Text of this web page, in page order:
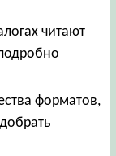
читают
форматов,